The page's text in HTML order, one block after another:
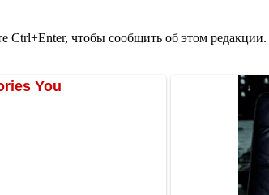
Ctrl+Enter, чтобы сообщить об этом редакции.